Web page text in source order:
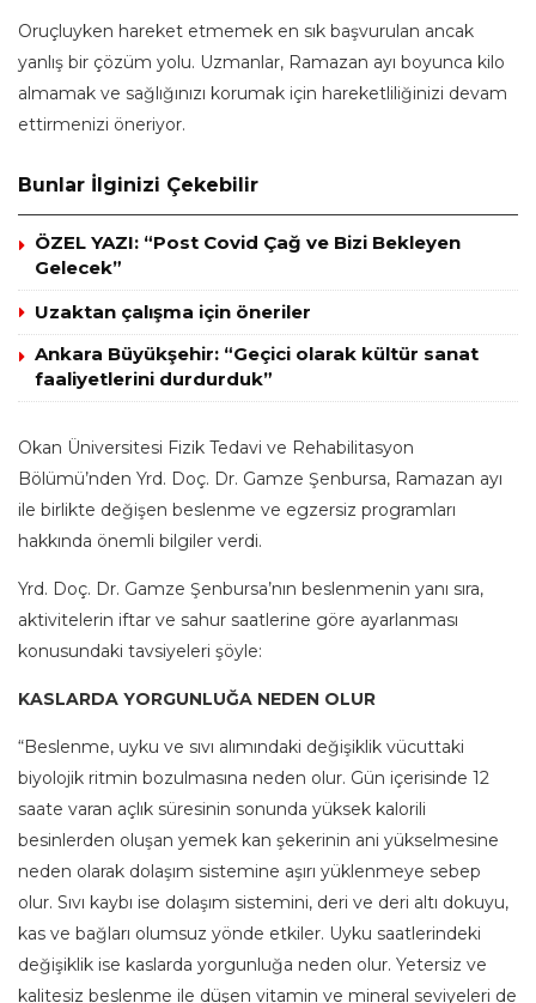
Oruçluyken hareket etmemek en sık başvurulan ancak
yanlış bir çözüm yolu. Uzmanlar, Ramazan ayı boyunca kilo
almamak ve sağlığınızı korumak için hareketliliğinizi devam
ettirmenizi öneriyor.
Bunlar İlginizi Çekebilir
ÖZEL YAZI: “Post Covid Çağ ve Bizi Bekleyen
Gelecek”
Uzaktan çalışma için öneriler
Ankara Büyükşehir: “Geçici olarak kültür sanat
faaliyetlerini durdurduk”
Okan Üniversitesi Fizik Tedavi ve Rehabilitasyon
Bölümü’nden Yrd. Doç. Dr. Gamze Şenbursa, Ramazan ayı
ile birlikte değişen beslenme ve egzersiz programları
hakkında önemli bilgiler verdi.
Yrd. Doç. Dr. Gamze Şenbursa’nın beslenmenin yanı sıra,
aktivitelerin iftar ve sahur saatlerine göre ayarlanması
konusundaki tavsiyeleri şöyle:
KASLARDA YORGUNLUĞA NEDEN OLUR
“Beslenme, uyku ve sıvı alımındaki değişiklik vücuttaki
biyolojik ritmin bozulmasına neden olur. Gün içerisinde 12
saate varan açlık süresinin sonunda yüksek kalorili
besinlerden oluşan yemek kan şekerinin ani yükselmesine
neden olarak dolaşım sistemine aşırı yüklenmeye sebep
olur. Sıvı kaybı ise dolaşım sistemini, deri ve deri altı dokuyu,
kas ve bağları olumsuz yönde etkiler. Uyku saatlerindeki
değişiklik ise kaslarda yorgunluğa neden olur. Yetersiz ve
kalitesiz beslenme ile düşen vitamin ve mineral seviyeleri de